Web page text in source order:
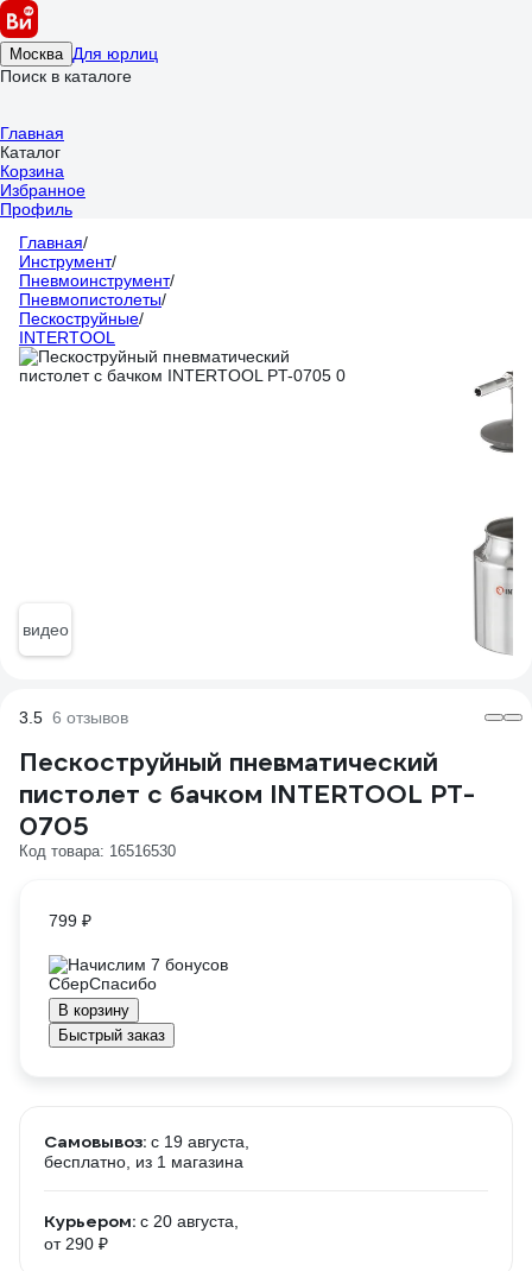
Москва Для юрлиц
Поиск в каталоге
Главная
Каталог
Корзина
Избранное
Профиль
Главная/
Инструмент/
Пневмоинструмент/
Пневмопистолеты/
Пескоструйные/
INTERTOOL
видео
3.5 6 отзывов
Пескоструйный пневматический
пистолет с бачком INTERTOOL PT-
0705
Код товара: 16516530
799 ₽
Начислим 7 бонусов
В корзину
Быстрый заказ
Самовывоз: c 19 августа,
бесплатно , из 1 магазина
Курьером: c 20 августа,
от 290 ₽